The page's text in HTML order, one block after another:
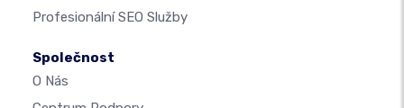
Profesionální SEO Služby
Společnost
O Nás